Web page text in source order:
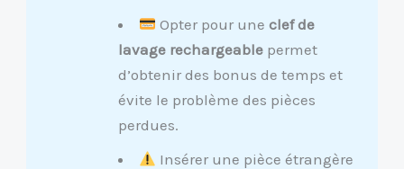
Opter pour uneclef de
lavage rechargeablepermet
d’obtenir des bonus de temps et
évite le problème des pièces
perdues.
Insérer une pièce étrangère